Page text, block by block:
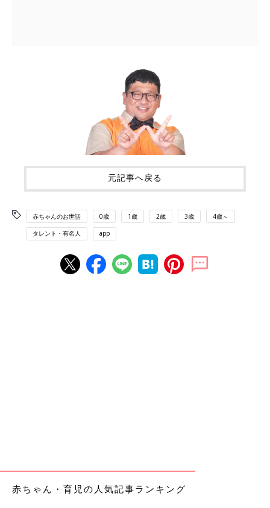
元記事へ戻る
赤ちゃんのお世話 0歳 1歳 2歳 3歳 4歳～
タレント・有名人 app
赤ちゃん・育児の人気記事ランキング